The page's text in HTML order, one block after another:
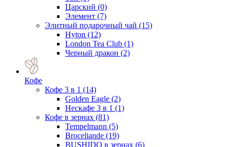
Царский (0)
Элемент (7)
Элитный подарочный чай (15)
Hyton (12)
London Tea Club (1)
Черный дракон (2)
Кофе
Кофе 3 в 1 (14)
Golden Eagle (2)
Нескафе 3 в 1 (1)
Кофе в зернах (81)
Tempelmann (5)
Broceliande (19)
BUSHIDO в зернах (6)